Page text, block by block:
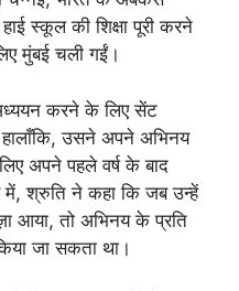
स्कूल की शिक्षा पूरी करने
मुंबई चली गईं।
करने के लिए सेंट
उसने अपने अभिनय
अपने पहले वर्ष के बाद
में, श्रुति ने कहा कि जब उन्हें
आया, तो अभिनय के प्रति
जा सकता था।